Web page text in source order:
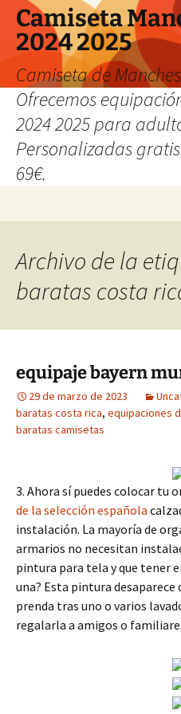
Camiseta
2024 2025
Camiseta de
Ofrecemos
2024 2025 para
Personalizadas
69€.
Archivo de la
baratas costa
equipaje bayern
29 de marzo de 2023
baratas costa rica, equipaciones
baratas camisetas
3. Ahora sí puedes colocar tu
de la selección española
instalación. La mayoría de
armarios no necesitan
pintura para tela y que tener
una? Esta pintura
prenda tras uno o varios
regalarla a amigos o